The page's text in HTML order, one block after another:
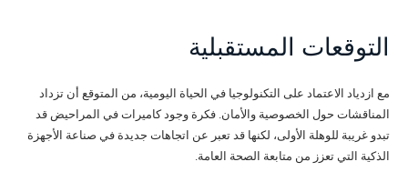
التوقعات المستقبلية
مع ازدياد الاعتماد على التكنولوجيا في الحياة اليومية، من المتوقع أن تزداد
المناقشات حول الخصوصية والأمان. فكرة وجود كاميرات في المراحيض قد
تبدو غريبة للوهلة الأولى، لكنها قد تعبر عن اتجاهات جديدة في صناعة الأجهزة
الذكية التي تعزز من متابعة الصحة العامة.